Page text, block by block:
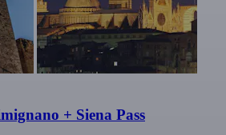
+ Siena Pass